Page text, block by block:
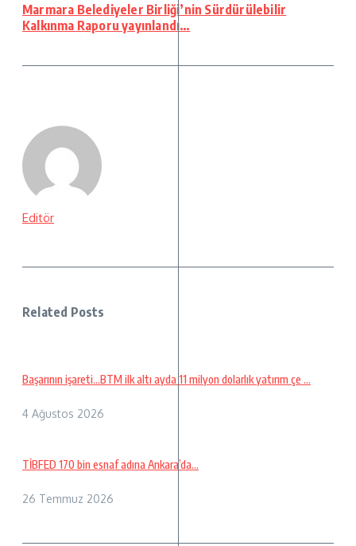
Marmara Belediyeler Birliği’nin Sürdürülebilir
Kalkınma Raporu yayınlandı…
Editör
Related Posts
Başarının işareti…BTM ilk altı ayda 11 milyon dolarlık yatırım çe ...
4 Ağustos 2026
TİBFED 170 bin esnaf adına Ankara’da…
26 Temmuz 2026